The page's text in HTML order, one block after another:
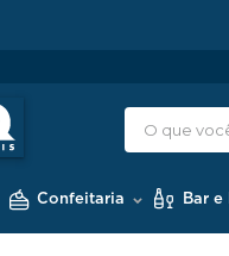
Confeitaria Bar e